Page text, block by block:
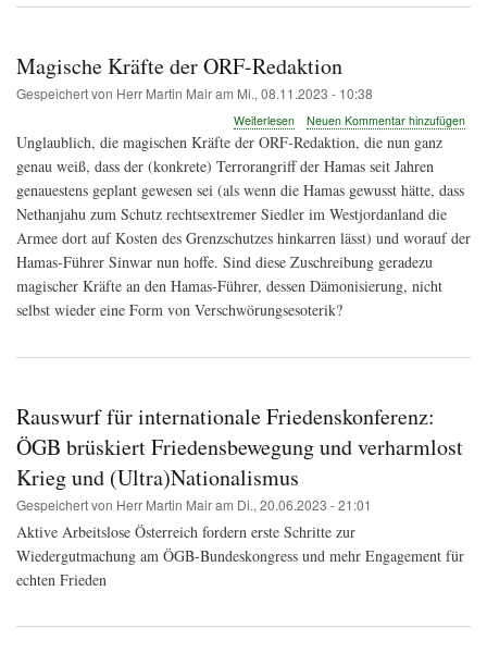
Magische Kräfte der ORF-Redaktion
Gespeichert von Herr Martin Mairam Mi., 08.11.2023 - 10:38
Weiterlesenüber
Magische
der
ORF-
Redaktion
Neuen Kommentar hinzufügen
Unglaublich, die magischen Kräfte der ORF-Redaktion, die nun ganz
genau weiß, dass der (konkrete) Terrorangriff der Hamas seit Jahren
genauestens geplant gewesen sei (als wenn die Hamas gewusst hätte, dass
Nethanjahu zum Schutz rechtsextremer Siedler im Westjordanland die
Armee dort auf Kosten des Grenzschutzes hinkarren lässt) und worauf der
Hamas-Führer Sinwar nun hoffe. Sind diese Zuschreibung geradezu
magischer Kräfte an den Hamas-Führer, dessen Dämonisierung, nicht
selbst wieder eine Form von Verschwörungsesoterik?
Rauswurf für internationale Friedenskonferenz:
ÖGB brüskiert Friedensbewegung und verharmlost
Krieg und (Ultra)Nationalismus
Gespeichert von Herr Martin Mairam Di., 20.06.2023 - 21:01
Aktive Arbeitslose Österreich fordern erste Schritte zur
Wiedergutmachung am ÖGB-Bundeskongress und mehr Engagement für
echten Frieden